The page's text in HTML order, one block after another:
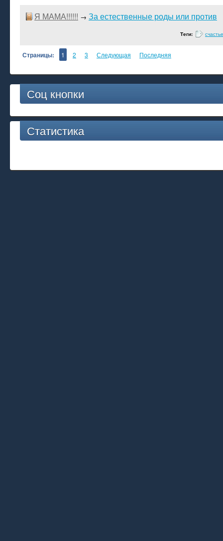
Я МАМА!!!!!! → За естественные роды или против
Теги: счастье
Страницы: 1 2 3 Следующая Последняя
Соц кнопки
Статистика